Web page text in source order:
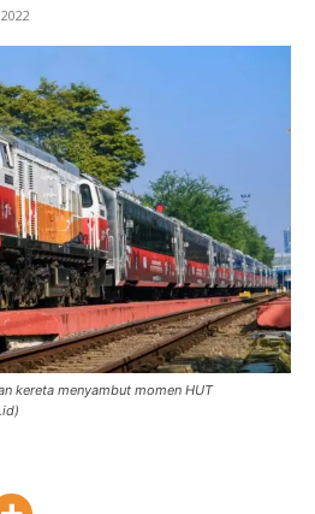
kereta menyambut momen HUT